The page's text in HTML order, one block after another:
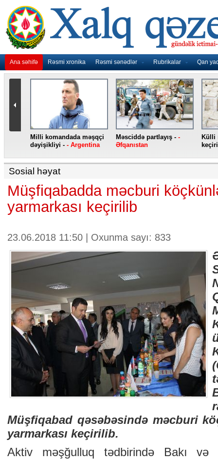
Ana səhifə Rəsmi xronika Rəsmi sənədlər Rubrikalar Qan
Milli komandada məşqçi
dəyişikliyi - - Argentina
Məsciddə partlayış - -
Əfqanıstan
Külli
Sosial həyat
Müşfiqabadda məcburi
yarmarkası keçirilib
23.06.2018 11:50 | Oxunma sayı: 833
Müşfiqabad qəsəbəsində məcburi
yarmarkası keçirilib.
Aktiv məşğulluq tədbirində Bakı və